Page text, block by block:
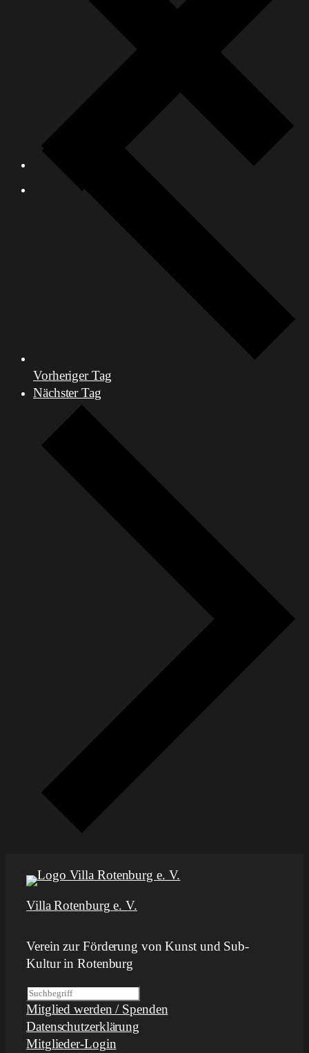
Vorheriger Tag
Nächster Tag
Villa Rotenburg e. V.
Verein zur Förderung von Kunst und Sub-
Kultur in Rotenburg
S
u
c
h
Mitglied werden / Spenden
Datenschutzerklärung
Mitglieder-Login